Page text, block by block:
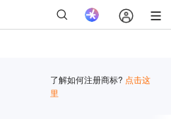
了解如何注册商标? 点击这
里